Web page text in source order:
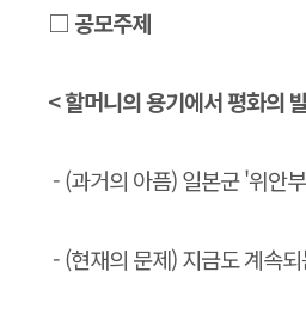
□ 공모주제
< 할머니의 용기에서 평화의
- (과거의 아픔) 일본군 '위안
- (현재의 문제) 지금도 계속